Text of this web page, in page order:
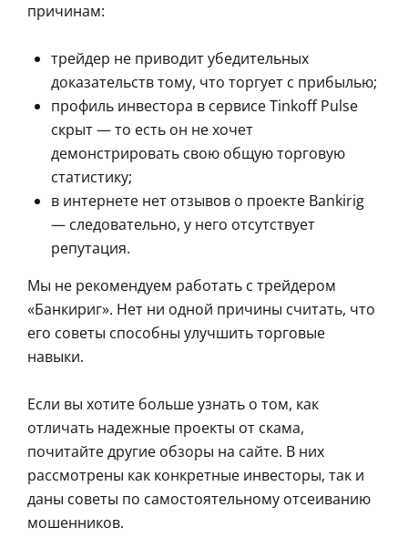
причинам:
трейдер не приводит убедительных
доказательств тому, что торгует с прибылью;
профиль инвестора в сервисе Tinkoff Pulse
скрыт — то есть он не хочет
демонстрировать свою общую торговую
статистику;
в интернете нет отзывов о проекте Bankirig
— следовательно, у него отсутствует
репутация.
Мы не рекомендуем работать с трейдером
«Банкириг». Нет ни одной причины считать, что
его советы способны улучшить торговые
навыки.
Если вы хотите больше узнать о том, как
отличать надежные проекты от скама,
почитайте другие обзоры на сайте. В них
рассмотрены как конкретные инвесторы, так и
даны советы по самостоятельному отсеиванию
мошенников.